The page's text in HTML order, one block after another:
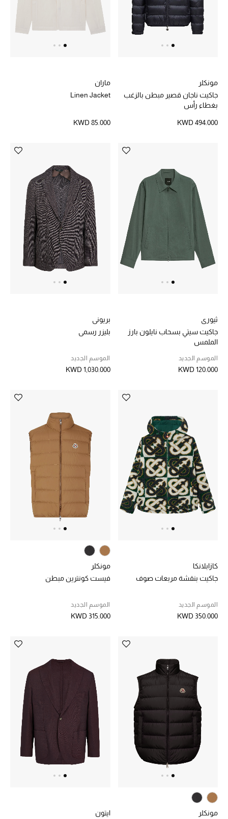
مونكلر
جاكيت ناجان قصير مبطن بالزغب
بغطاء رأس
KWD 494.000
ماران
Linen Jacket
KWD 85.000
ثيوري
جاكيت سيتي بسحاب نايلون بارز
الملمس
الموسم الجديد
KWD 120.000
بريوني
بليزر رسمي
الموسم الجديد
KWD 1,030.000
كازابلانكا
جاكيت بنقشة مربعات صوف
الموسم الجديد
KWD 350.000
مونكلر
فيست كونترين مبطن
الموسم الجديد
KWD 315.000
مونكلر ايتون